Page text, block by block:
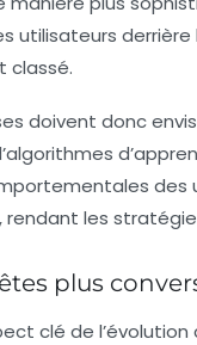
utilisateurs
classé.
doivent donc
des
rendant les
plus
clé de l’évolution